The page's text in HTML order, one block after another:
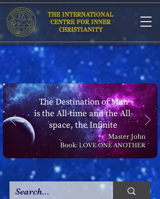
THE INTERNATIONAL
CENTRE FOR INNER
CHRISTIANITY
The Destination of Man
is the All-time and the All-
space, the Infinite
Master John
Book: LOVE ONE ANOTHER